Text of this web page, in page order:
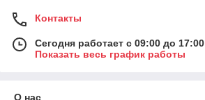
Контакты
Сегодня работает с 09:00 до 17:00
Показать весь график работы
О нас